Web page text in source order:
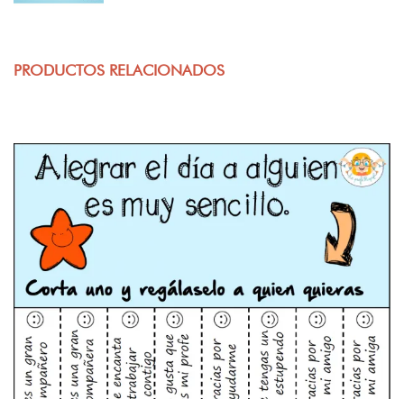
PRODUCTOS RELACIONADOS